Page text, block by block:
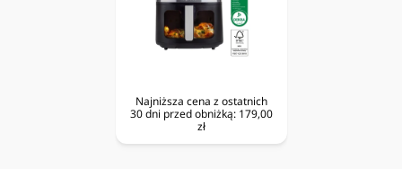
Najniższa cena z ostatnich
30 dni przed obniżką: 179,00
zł